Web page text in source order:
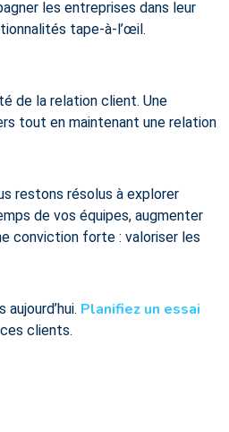
les entreprises dans leur
tape-à-l’œil.
de la relation client. Une
tout en maintenant une relation
restons résolus à explorer
de vos équipes, augmenter
conviction forte : valoriser les
Planifiez un essai
clients.